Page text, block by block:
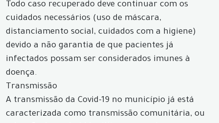
Todo caso recuperado deve continuar com os
cuidados necessários (uso de máscara,
distanciamento social, cuidados com a higiene)
devido a não garantia de que pacientes já
infectados possam ser considerados imunes à
doença.
Transmissão
A transmissão da Covid-19 no município já está
caracterizada como transmissão comunitária, ou